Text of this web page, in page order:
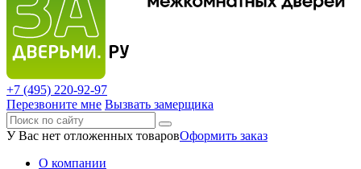
+7 (495) 220-92-97
Перезвоните мне Вызвать замерщика
У Вас нет отложенных товаровОформить заказ
О компании